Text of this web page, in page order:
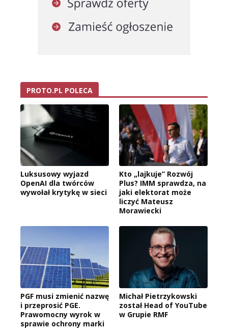
PROTO.PL POLECA
Luksusowy wyjazd
OpenAI dla twórców
wywołał krytykę w sieci
Kto „lajkuje” Rozwój
Plus? IMM sprawdza, na
jaki elektorat może
liczyć Mateusz
Morawiecki
PGF musi zmienić nazwę
i przeprosić PGE.
Prawomocny wyrok w
sprawie ochrony marki
Michał Pietrzykowski
został Head of YouTube
w Grupie RMF